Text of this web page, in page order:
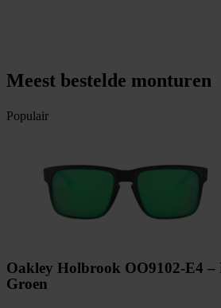
Meest bestelde monturen
Populair
Oakley Holbrook OO9102-E4 –
Groen